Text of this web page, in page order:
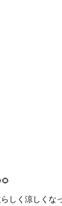
しく涼しくな